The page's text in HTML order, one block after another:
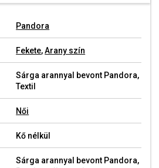
Pandora
Fekete,Arany szín
Sárga arannyal bevont Pandora,
Textil
Női
Kő nélkül
Sárga arannyal bevont Pandora,